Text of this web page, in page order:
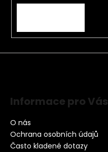
Informace pro Vás
O nás
Ochrana osobních údajů
Často kladené dotazy